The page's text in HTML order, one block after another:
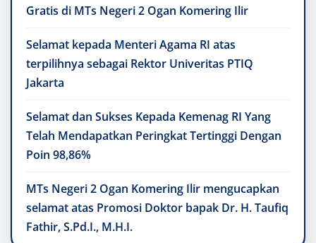
Gratis di MTs Negeri 2 Ogan Komering Ilir
Selamat kepada Menteri Agama RI atas
terpilihnya sebagai Rektor Univeritas PTIQ
Jakarta
Selamat dan Sukses Kepada Kemenag RI Yang
Telah Mendapatkan Peringkat Tertinggi Dengan
Poin 98,86%
MTs Negeri 2 Ogan Komering Ilir mengucapkan
selamat atas Promosi Doktor bapak Dr. H. Taufiq
Fathir, S.Pd.I., M.H.I.